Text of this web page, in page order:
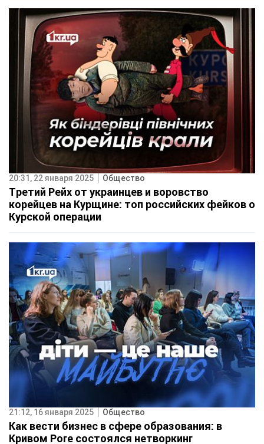
20:31, 22 января 2025 Общество
Третий Рейх от украинцев и воровство
корейцев на Курщине: топ российских фейков о
Курской операции
21:12, 16 января 2025 Общество
Как вести бизнес в сфере образования: в
Кривом Роге состоялся нетворкинг